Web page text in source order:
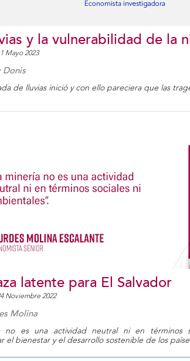
y la vulnerabilidad de la
Mayo 2023
Donis
de lluvias inició y con ello pareciera que las
latente para El Salvador
Noviembre 2022
Molina
no es una actividad neutral ni en términos
el bienestar y el desarrollo sostenible de los